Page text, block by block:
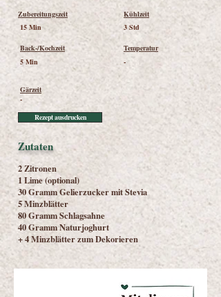
Zubereitungszeit
15 Min
Back-/Kochzeit
5 Min
Kühlzeit
3 Std
Temperatur
-
Gärzeit
-
Rezept ausdrucken
Zutaten
2 Zitronen
1 Lime (optional)
30 Gramm Gelierzucker mit Stevia
5 Minzblätter
80 Gramm Schlagsahne
40 Gramm Naturjoghurt
+ 4 Minzblätter zum Dekorieren